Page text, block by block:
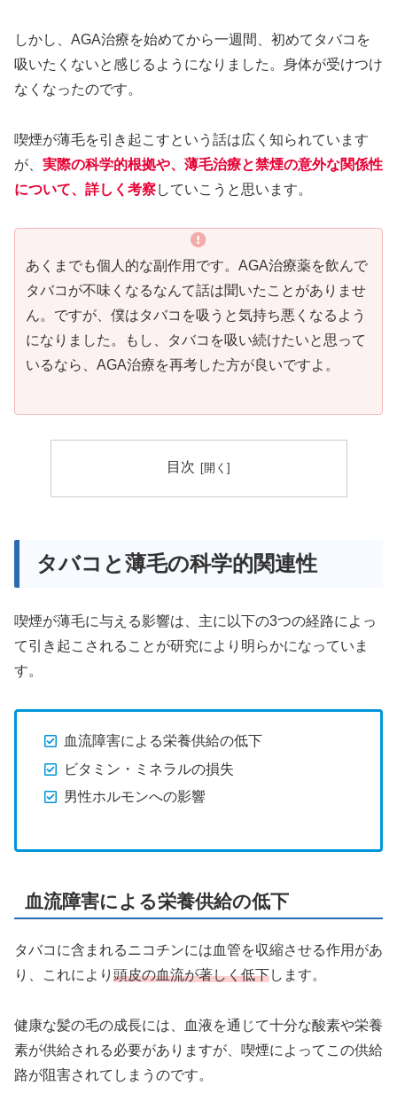
しかし、AGA治療を始めてから一週間、初めてタバコを
吸いたくないと感じるようになりました。身体が受けつけ
なくなったのです。
喫煙が薄毛を引き起こすという話は広く知られています
が、 実際の科学的根拠や、薄毛治療と禁煙の意外な関係性
について、詳しく考察していこうと思います。
あくまでも個人的な副作用です。AGA治療薬を飲んで
タバコが不味くなるなんて話は聞いたことがありませ
ん。ですが、僕はタバコを吸うと気持ち悪くなるよう
になりました。もし、タバコを吸い続けたいと思って
いるなら、AGA治療を再考した方が良いですよ。
目次
タバコと薄毛の科学的関連性
喫煙が薄毛に与える影響は、主に以下の3つの経路によっ
て引き起こされることが研究により明らかになっていま
す。
血流障害による栄養供給の低下
ビタミン・ミネラルの損失
男性ホルモンへの影響
血流障害による栄養供給の低下
タバコに含まれるニコチンには血管を収縮させる作用があ
り、これにより 頭皮の血流が著しく低下します。
健康な髪の毛の成長には、血液を通じて十分な酸素や栄養
素が供給される必要がありますが、喫煙によってこの供給
路が阻害されてしまうのです。